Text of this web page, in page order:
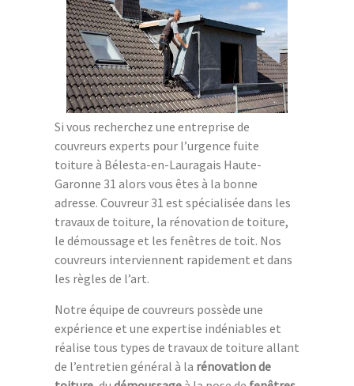
Si vous recherchez une entreprise de
couvreurs experts pour l’urgence fuite
toiture à Bélesta-en-Lauragais Haute-
Garonne 31 alors vous êtes à la bonne
adresse. Couvreur 31 est spécialisée dans les
travaux de toiture, la rénovation de toiture,
le démoussage et les fenêtres de toit. Nos
couvreurs interviennent rapidement et dans
les règles de l’art.
Notre équipe de couvreurs possède une
expérience et une expertise indéniables et
réalise tous types de travaux de toiture allant
de l’entretien général à la rénovation de